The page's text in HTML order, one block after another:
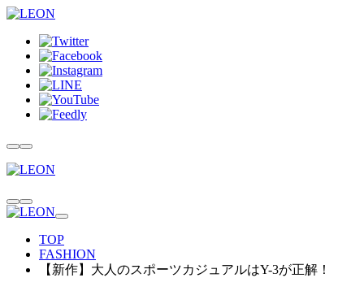
TOP
FASHION
【新作】大人のスポーツカジュアルはY-3が正解！